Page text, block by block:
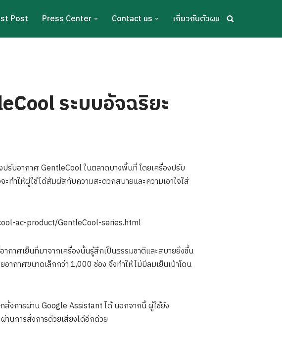
Post Press Center Contact us เกี่ยวกับตัวผม
ระบบอัจฉริยะ
บอากาศ GentleCool ในตลาดบางพื้นที่ โดยเครื่องปรับ
ำให้ผู้ใช้ได้สัมผัสกับความสะดวกสบายและความเอาใจใส่
ac-product/GentleCool-series.html
าศเย็นที่มาจากเครื่องนั้นรู้สึกเป็นธรรมชาติและสบายยิ่งขึ้น
ากาศขนาดเล็กกว่า 1,000 ช่อง จึงทำให้ไม่มีลมเย็นเป่าโดน
งการผ่าน Google Assistant ได้ นอกจากนี้ ผู้ใช้ยัง
นการสั่งการด้วยเสียงได้อีกด้วย